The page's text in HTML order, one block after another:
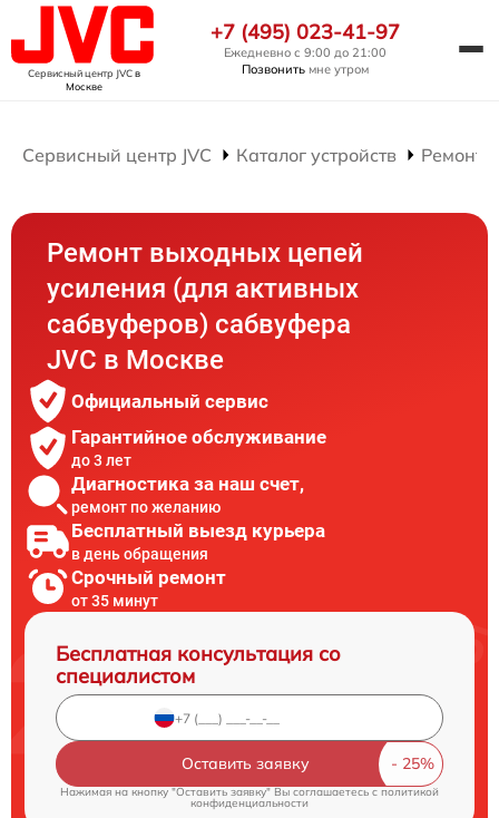
Сервисный центр JVCв
Москве
+7 (495) 023-41-97
Ежедневно с 9:00 до 21:00
Позвонить мне утром
Сервисный центр JVC Каталог устройств Ремонт
Ремонт выходных цепей
усиления (для активных
сабвуферов) сабвуфера
JVC в Москве
Официальный сервис
Гарантийное обслуживание
до 3 лет
Диагностика за наш счет,
ремонт по желанию
Бесплатный выезд курьера
в день обращения
Срочный ремонт
от 35 минут
Бесплатная консультация со
специалистом
Оставить заявку
Нажимая на кнопку "Оставить заявку" Вы соглашаетесь cполитикой
конфиденциальности